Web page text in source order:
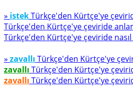
» istekTürkçe'den Kürtçe'ye
Türkçe'den Kürtçe'ye çeviride
Türkçe'den Kürtçe'ye çeviride
» zavallı Türkçe'den Kürtçe'ye
zavallı Türkçe'den Kürtçe'ye
zavallı Türkçe'den Kürtçe'ye